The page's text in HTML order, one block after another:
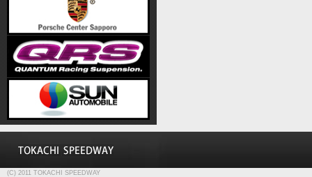
(C) 2011 TOKACHI SPEEDWAY